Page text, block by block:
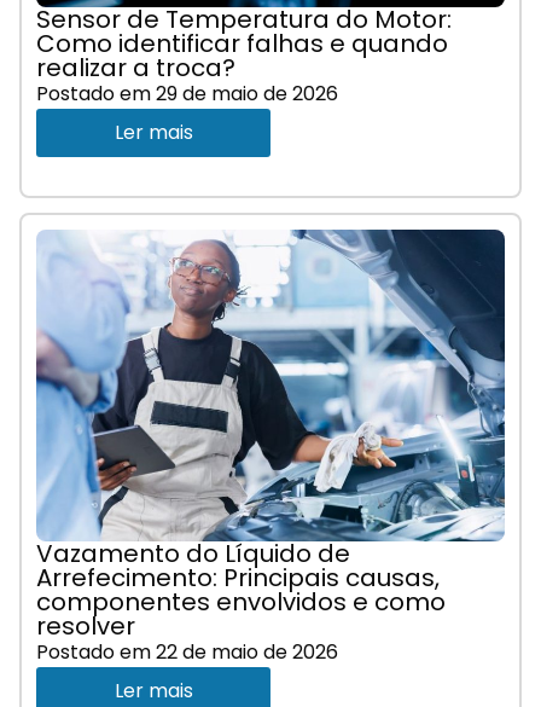
Sensor de Temperatura do Motor:
Como identificar falhas e quando
realizar a troca?
Postado em29 de maio de 2026
Ler mais
Vazamento do Líquido de
Arrefecimento: Principais causas,
componentes envolvidos e como
resolver
Postado em22 de maio de 2026
Ler mais